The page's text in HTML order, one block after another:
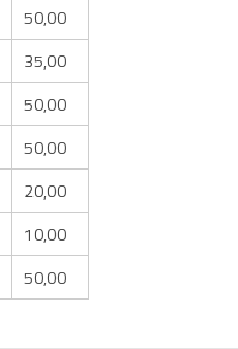
50,00
35,00
50,00
50,00
20,00
10,00
50,00